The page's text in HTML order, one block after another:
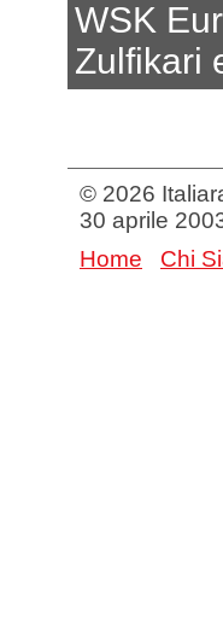
WSK
Zulfikari
© 2026
30 aprile
Home
Chi